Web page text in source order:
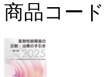
商品コード